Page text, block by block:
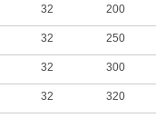
32 200
32 250
32 300
32 320